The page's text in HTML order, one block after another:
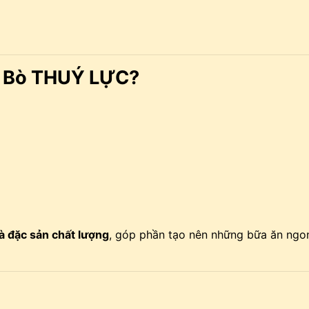
THUÝ LỰC?
đặc sản chất lượng, góp phần tạo nên những bữa ăn